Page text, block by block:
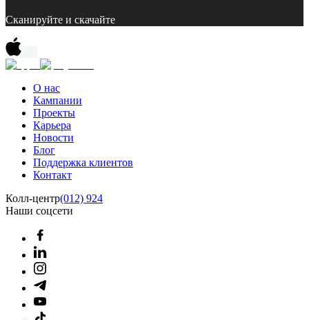
Сканируйте и скачайте
О нас
Кампании
Проекты
Карьера
Новости
Блог
Поддержка клиентов
Контакт
Колл-центр(012) 924
Наши соцсети